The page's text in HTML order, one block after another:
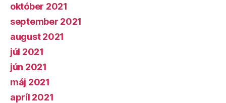
október 2021
september 2021
august 2021
júl 2021
jún 2021
máj 2021
apríl 2021